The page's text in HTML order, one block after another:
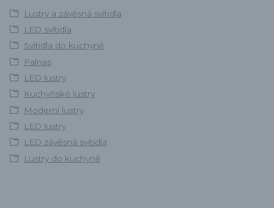
Lustry a závěsná svítidla
LED svítidla
Svítidla do kuchyně
Palnas
LED lustry
Kuchyňské lustry
Moderní lustry
LED lustry
LED závěsná svítidla
Lustry do kuchyně